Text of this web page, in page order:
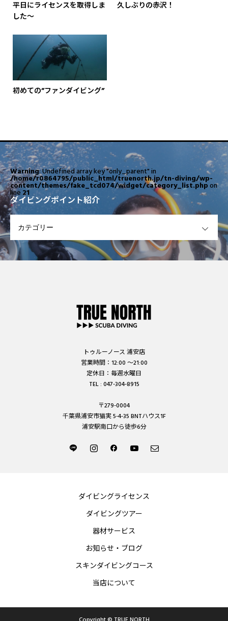
平日にライセンスを取得しま
した～
久しぶりの赤沢！
初めての”ファンダイビング”
Warning: Undefined array key "only_parent" in
/home/r0864795/public_html/truenorth.jp/tn-diving/wp-
content/themes/fake_tcd074/widget/category_list.php on
line 21
ダイビングポイント紹介
トゥルーノース 浦安店
営業時間：12:00 ～21:00
定休日：毎週水曜日
TEL : 047-304-8915
〒279-0004
千葉県浦安市猫実 5-4-35 BNTハウス1F
浦安駅南口から徒歩6分
ダイビングライセンス
ダイビングツアー
器材サービス
お知らせ・ブログ
スキンダイビングコース
当店について